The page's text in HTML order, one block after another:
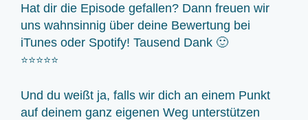
Hat dir die Episode gefallen? Dann freuen wir
uns wahnsinnig über deine Bewertung bei
iTunes oder Spotify! Tausend Dank 🙂
⭐⭐⭐⭐⭐
Und du weißt ja, falls wir dich an einem Punkt
auf deinem ganz eigenen Weg unterstützen